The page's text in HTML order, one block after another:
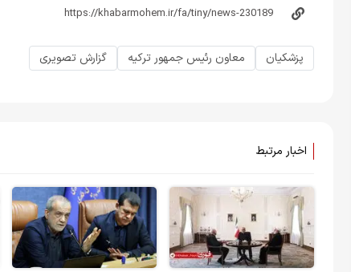
پزشکیان معاون رئیس جمهور ترکیه گزارش تصویری
اخبار مرتبط